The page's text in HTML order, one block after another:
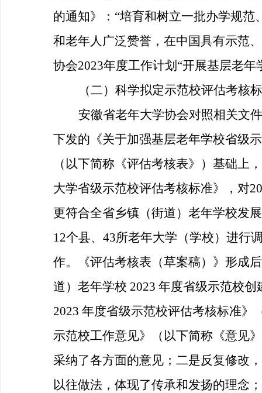
的通知》：“培育和树立一批办学规
和老年人广泛赞誉，在中国具有示范
协会2023年度工作计划“开展基层老
（二）科学拟定示范校评估考核
安徽省老年大学协会对照相关文
下发的《关于加强基层老年学校省级
（以下简称《评估考核表》）基础上
大学省级示范校评估考核标准》，对
更符合全省乡镇（街道）老年学校发
12个县、43所老年大学（学校）进行
作。《评估考核表（草案稿）》形成
道）老年学校 2023 年度省级示范校
2023 年度省级示范校评估考核标准
示范校工作意见》（以下简称《意见
采纳了各方面的意见；二是反复修改
以往做法，体现了传承和发扬的理念